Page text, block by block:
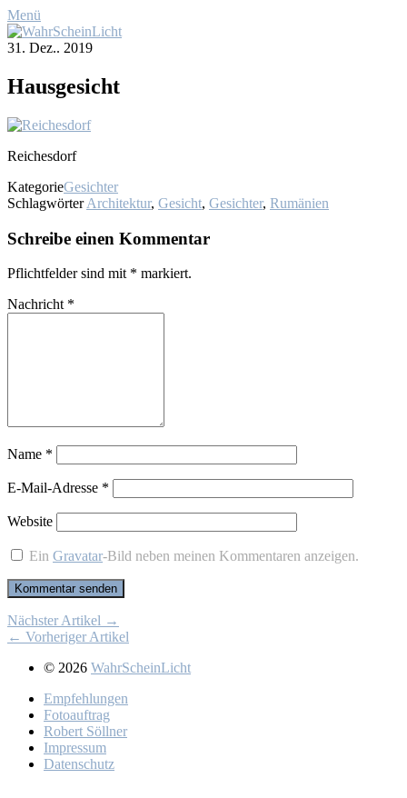
Menü
31. Dez.. 2019
Haus­ge­sicht
Rei­ches­dorf
KategorieGesichter
Schlagwörter Architektur, Gesicht, Gesichter, Rumänien
Schreibe einen Kommentar
Pflichtfelder sind mit * markiert.
Nachricht *
Name *
E-Mail-Adresse *
Website
EinGravatar-Bild neben meinen Kommentaren anzeigen.
Nächster Artikel →
← Vorheriger Artikel
© 2026 WahrScheinLicht
Emp­feh­lun­gen
Fo­to­auf­trag
Ro­bert Söll­ner
Im­pres­sum
Da­ten­schutz